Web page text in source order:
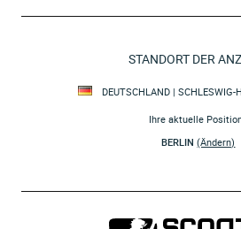
STANDORT DER
DEUTSCHLAND |
Ihre aktuelle
BERLIN(Ändern)